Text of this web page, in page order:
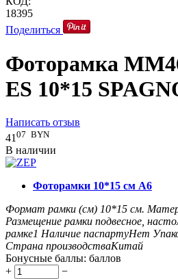
18395
Поделиться
Фоторамка
ES 10*15
Написать отзыв
41 07 BYN
В наличии
Фоторамки 10*15 см А6
Формат рамки (см) 10*15 см.
Размещение рамки подвесное,
рамке1 Наличие паспартуНет
Страна производстваКитай
Бонусные баллы: баллов
+
−